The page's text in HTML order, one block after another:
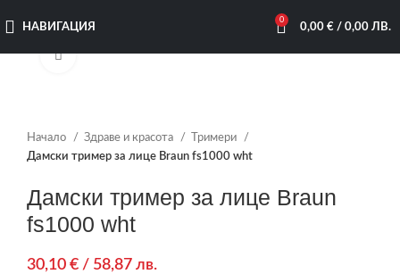
НАВИГАЦИЯ
0
0,00 € / 0,00 ЛВ.
Увеличи
Начало Здраве и красота
Тримери
Дамски тример за лице Braun fs1000 wht
Дамски тример за лице Braun
fs1000 wht
30,10 € / 58,87 лв.